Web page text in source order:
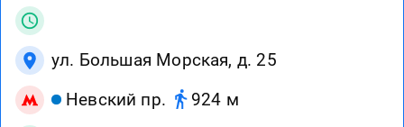
ул. Большая Морская, д. 25
Невский пр.
924 м